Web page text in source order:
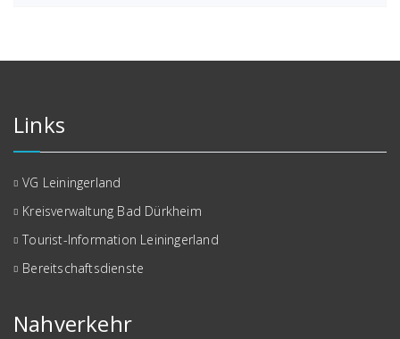
Links
VG Leiningerland
Kreisverwaltung Bad Dürkheim
Tourist-Information Leiningerland
Bereitschaftsdienste
Nahverkehr